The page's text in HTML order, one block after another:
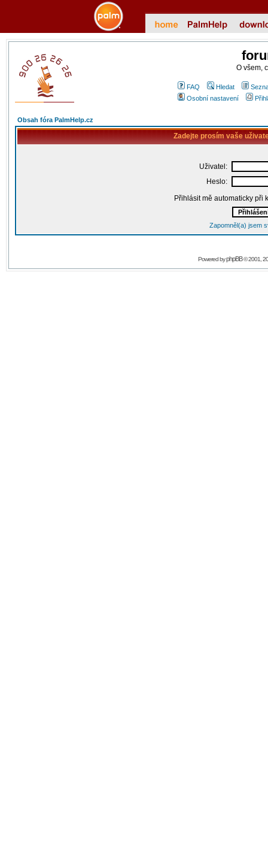
O všem,
FAQ Hledat
Osobní nastavení
Obsah fóra PalmHelp.cz
Zadejte prosím vaše
Uživatel:
Heslo:
Přihlásit mě automaticky při
Zapomněl(a) jsem
Powered byphpBB© 2001,